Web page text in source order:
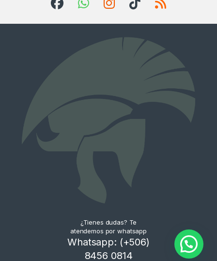
¿Tienes dudas? Te
atendemos por whatsapp
Whatsapp: (+506)
8456 0814